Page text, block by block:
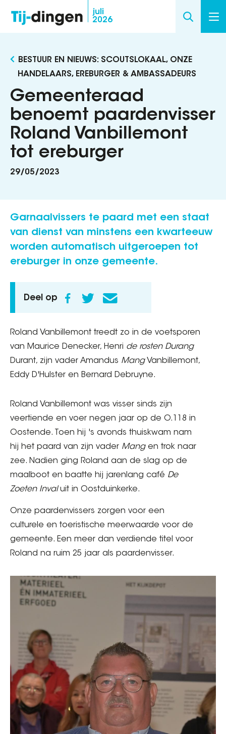
inhoud
gaan
juli
2026
BESTUUR EN NIEUWS: SCOUTSLOKAAL, ONZE
HANDELAARS, EREBURGER & AMBASSADEURS
Gemeenteraad
benoemt paardenvisser
Roland Vanbillemont
tot ereburger
29/05/2023
Garnaalvissers te paard met een staat
van dienst van minstens een kwarteeuw
worden automatisch uitgeroepen tot
ereburger in onze gemeente.
Deel op
Roland Vanbillemont treedt zo in de voetsporen
van Maurice Denecker, Henri de rosten Durang
Durant, zijn vader Amandus MangVanbillemont,
Eddy D'Hulster en Bernard Debruyne.
Roland Vanbillemont was visser sinds zijn
veertiende en voer negen jaar op de O.118 in
Oostende. Toen hij 's avonds thuiskwam nam
hij het paard van zijn vader Mangen trok naar
zee. Nadien ging Roland aan de slag op de
maalboot en baatte hij jarenlang café De
Zoeten Invaluit in Oostduinkerke.
Onze paardenvissers zorgen voor een
culturele en toeristische meerwaarde voor de
gemeente. Een meer dan verdiende titel voor
Roland na ruim 25 jaar als paardenvisser.